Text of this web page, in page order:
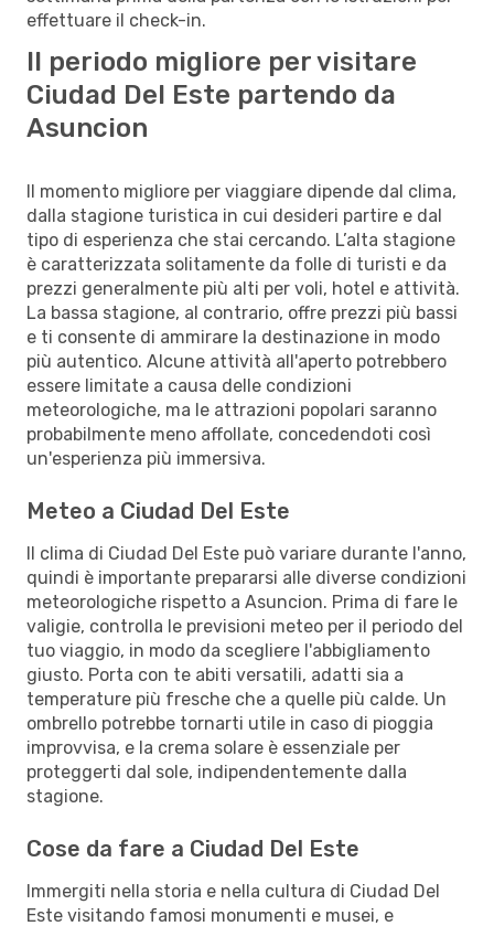
effettuare il check-in.
Il periodo migliore per visitare
Ciudad Del Este partendo da
Asuncion
Il momento migliore per viaggiare dipende dal clima,
dalla stagione turistica in cui desideri partire e dal
tipo di esperienza che stai cercando. L’alta stagione
è caratterizzata solitamente da folle di turisti e da
prezzi generalmente più alti per voli, hotel e attività.
La bassa stagione, al contrario, offre prezzi più bassi
e ti consente di ammirare la destinazione in modo
più autentico. Alcune attività all'aperto potrebbero
essere limitate a causa delle condizioni
meteorologiche, ma le attrazioni popolari saranno
probabilmente meno affollate, concedendoti così
un'esperienza più immersiva.
Meteo a Ciudad Del Este
Il clima di Ciudad Del Este può variare durante l'anno,
quindi è importante prepararsi alle diverse condizioni
meteorologiche rispetto a Asuncion. Prima di fare le
valigie, controlla le previsioni meteo per il periodo del
tuo viaggio, in modo da scegliere l'abbigliamento
giusto. Porta con te abiti versatili, adatti sia a
temperature più fresche che a quelle più calde. Un
ombrello potrebbe tornarti utile in caso di pioggia
improvvisa, e la crema solare è essenziale per
proteggerti dal sole, indipendentemente dalla
stagione.
Cose da fare a Ciudad Del Este
Immergiti nella storia e nella cultura di Ciudad Del
Este visitando famosi monumenti e musei, e